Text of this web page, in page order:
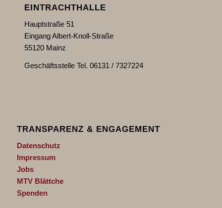
EINTRACHTHALLE
Hauptstraße 51
Eingang Albert-Knoll-Straße
55120 Mainz
Geschäftsstelle Tel. 06131 / 7327224
TRANSPARENZ & ENGAGEMENT
Datenschutz
Impressum
Jobs
MTV Blättche
Spenden